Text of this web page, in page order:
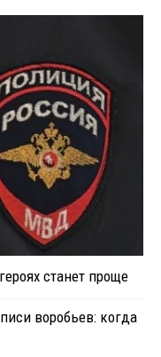
станет проще
воробьев: когда